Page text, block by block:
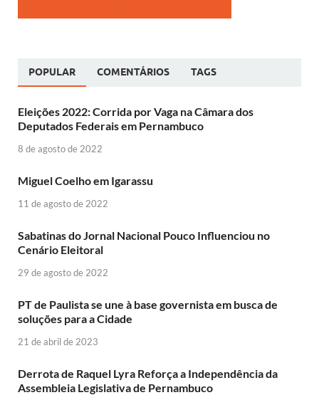
POPULAR COMENTÁRIOS TAGS
Eleições 2022: Corrida por Vaga na Câmara dos
Deputados Federais em Pernambuco
8 de agosto de 2022
Miguel Coelho em Igarassu
11 de agosto de 2022
Sabatinas do Jornal Nacional Pouco Influenciou no
Cenário Eleitoral
29 de agosto de 2022
PT de Paulista se une à base governista em busca de
soluções para a Cidade
21 de abril de 2023
Derrota de Raquel Lyra Reforça a Independência da
Assembleia Legislativa de Pernambuco